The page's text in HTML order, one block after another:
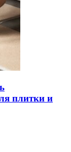
плитки и